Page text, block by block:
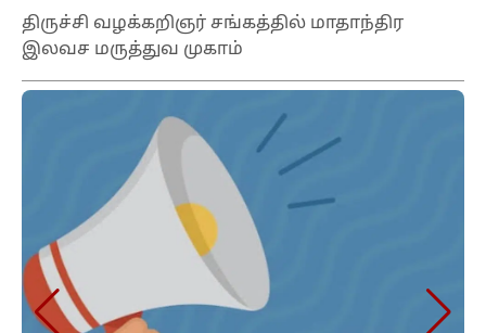
திருச்சி வழக்கறிஞர் சங்கத்தில் மாதாந்திர
இலவச மருத்துவ முகாம்